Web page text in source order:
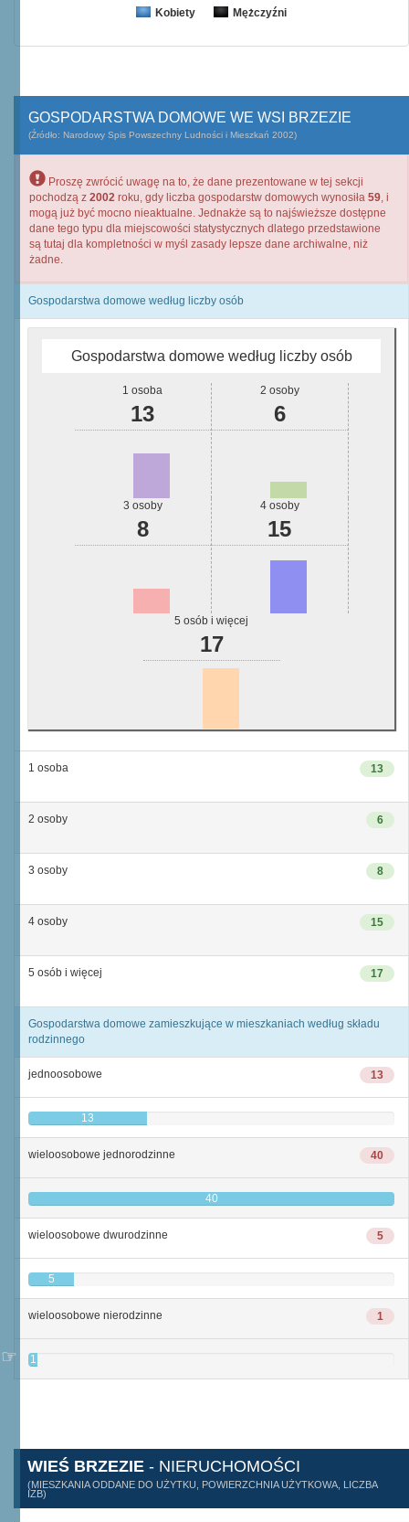
Kobiety Mężczyźni
GOSPODARSTWA DOMOWE WE WSI BRZEZIE
(Źródło: Narodowy Spis Powszechny Ludności i Mieszkań 2002)
Proszę zwrócić uwagę na to, że dane prezentowane w tej sekcji
pochodzą z 2002 roku, gdy liczba gospodarstw domowych wynosiła 59, i
mogą już być mocno nieaktualne. Jednakże są to najświeższe dostępne
dane tego typu dla miejscowości statystycznych dlatego przedstawione
są tutaj dla kompletności w myśl zasady lepsze dane archiwalne, niż
żadne.
Gospodarstwa domowe według liczby osób
Gospodarstwa domowe według liczby osób
1 osoba
13
2 osoby
6
3 osoby
8
4 osoby
15
5 osób i więcej
17
13
1 osoba
6
2 osoby
8
3 osoby
15
4 osoby
17
5 osób i więcej
Gospodarstwa domowe zamieszkujące w mieszkaniach według składu
rodzinnego
13
jednoosobowe
13
40
wieloosobowe jednorodzinne
40
5
wieloosobowe dwurodzinne
5
1
wieloosobowe nierodzinne
1
WIEŚ BRZEZIE - NIERUCHOMOŚCI
(MIESZKANIA ODDANE DO UŻYTKU, POWIERZCHNIA UŻYTKOWA, LICZBA
IZB)